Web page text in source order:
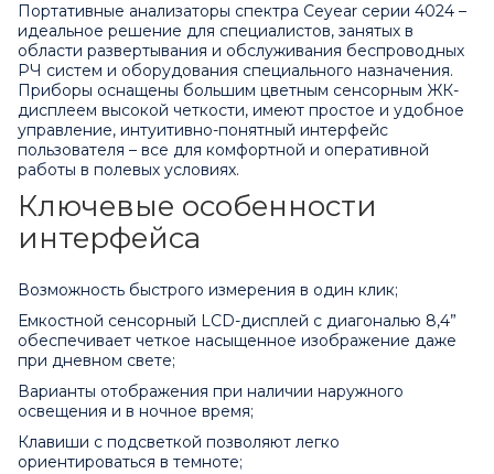
Портативные анализаторы спектра Ceyear серии 4024 –
идеальное решение для специалистов, занятых в
области развертывания и обслуживания беспроводных
РЧ систем и оборудования специального назначения.
Приборы оснащены большим цветным сенсорным ЖК-
дисплеем высокой четкости, имеют простое и удобное
управление, интуитивно-понятный интерфейс
пользователя – все для комфортной и оперативной
работы в полевых условиях.
Ключевые особенности
интерфейса
Возможность быстрого измерения в один клик;
Емкостной сенсорный LCD-дисплей с диагональю 8,4”
обеспечивает четкое насыщенное изображение даже
при дневном свете;
Варианты отображения при наличии наружного
освещения и в ночное время;
Клавиши с подсветкой позволяют легко
ориентироваться в темноте;